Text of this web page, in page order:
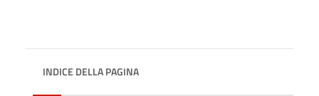
INDICE DELLA PAGINA